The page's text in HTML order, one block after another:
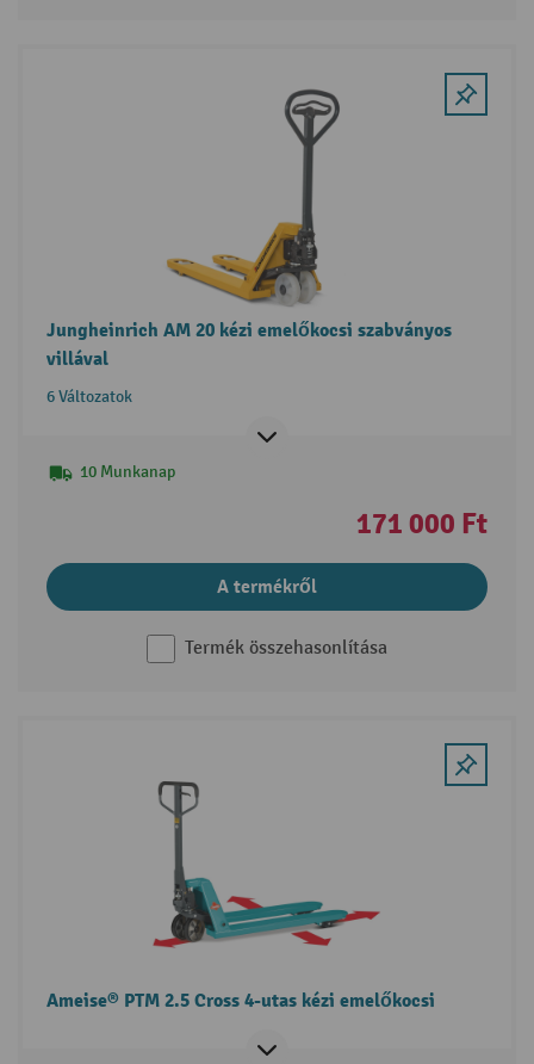
Jungheinrich AM 20 kézi emelőkocsi szabványos
villával
6 Változatok
10 Munkanap
171 000 Ft
A termékről
Termék összehasonlítása
Ameise® PTM 2.5 Cross 4-utas kézi emelőkocsi